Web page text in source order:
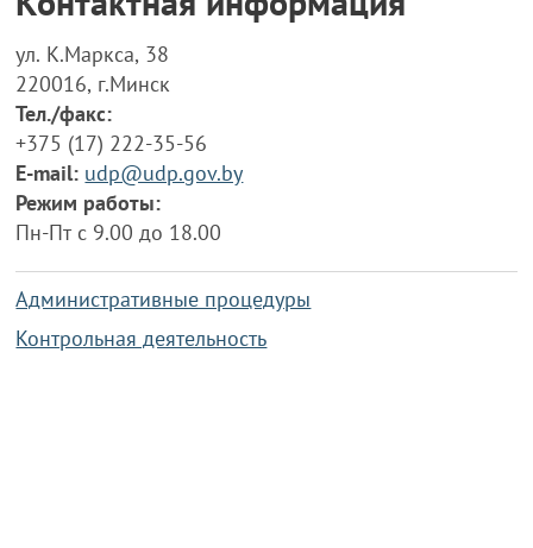
ул. К.Маркса, 38
220016, г.Минск
Тел./факс:
+375 (17) 222-35-56
E-mail: udp@udp.gov.by
Режим работы:
Пн-Пт с 9.00 до 18.00
Административные процедуры
Контрольная деятельность